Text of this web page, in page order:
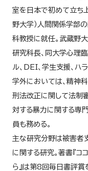
室を日本で初めて立ち
野大学）人間関係学部
科教授に就任。武蔵野
研究科長、同大学心理
ル、DEI、学生支援、ハ
学外においては、精神
刑法改正に関して法制
対する暴力に関する専
員も務める。
主な研究分野は被害者
に関する研究。著書『
ら』は第8回毎日書評賞